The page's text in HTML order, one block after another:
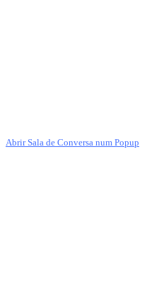
Abrir Sala de Conversa num Popup